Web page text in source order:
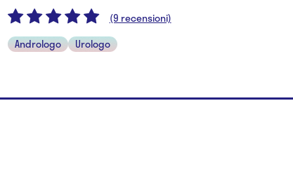
(9 recensioni)
Andrologo
Urologo